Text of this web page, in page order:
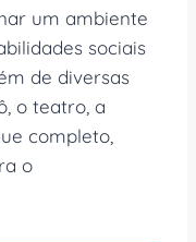
um ambiente
sociais
de diversas
o teatro, a
completo,
o